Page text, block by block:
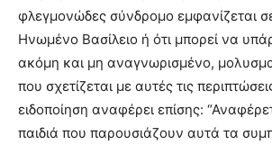
φλεγμονώδες σύνδρομο εμφανίζεται
Ηνωμένο Βασίλειο ή ότι μπορεί να
ακόμη και μη αναγνωρισμένο,
που σχετίζεται με αυτές τις
ειδοποίηση αναφέρει επίσης:
παιδιά που παρουσιάζουν αυτά τα